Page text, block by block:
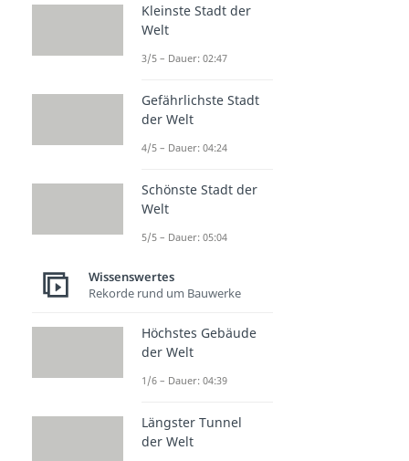
Kleinste Stadt der
Welt
3/5 – Dauer: 02:47
Gefährlichste Stadt
der Welt
4/5 – Dauer: 04:24
Schönste Stadt der
Welt
5/5 – Dauer: 05:04
Wissenswertes
Rekorde rund um Bauwerke
Höchstes Gebäude
der Welt
1/6 – Dauer: 04:39
Längster Tunnel
der Welt